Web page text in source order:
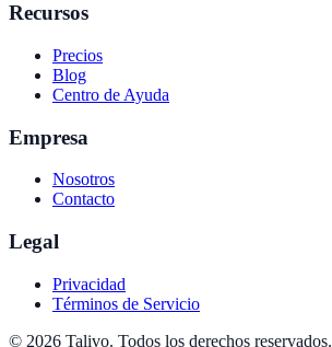
Recursos
Precios
Blog
Centro de Ayuda
Empresa
Nosotros
Contacto
Legal
Privacidad
Términos de Servicio
© 2026 Talivo. Todos los derechos reservados.